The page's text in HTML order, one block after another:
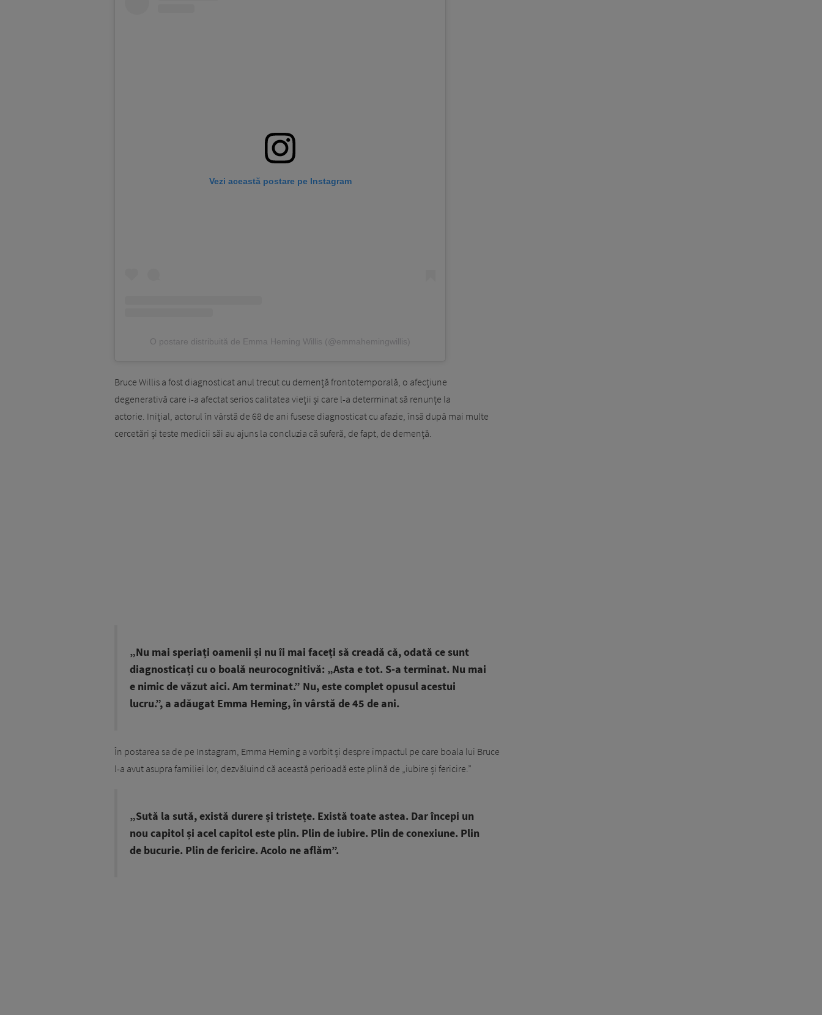
Vezi această postare pe Instagram
O postare distribuită de Emma Heming Willis (@emmahemingwillis)
Bruce Willis a fost diagnosticat anul trecut cu demență frontotemporală, o afecțiune
degenerativă care i-a afectat serios calitatea vieții și care l-a determinat să renunțe la
actorie. Inițial, actorul în vârstă de 68 de ani fusese diagnosticat cu afazie, însă după mai multe
cercetări și teste medicii săi au ajuns la concluzia că suferă, de fapt, de demență.
„Nu mai speriați oamenii și nu îi mai faceți să creadă că, odată ce sunt
diagnosticați cu o boală neurocognitivă: „Asta e tot. S-a terminat. Nu mai
e nimic de văzut aici. Am terminat.” Nu, este complet opusul acestui
lucru.”, a adăugat Emma Heming, în vârstă de 45 de ani.
În postarea sa de pe Instagram, Emma Heming a vorbit și despre impactul pe care boala lui Bruce
l-a avut asupra familiei lor, dezvăluind că această perioadă este plină de „iubire și fericire.”
„Sută la sută, există durere și tristețe. Există toate astea. Dar începi un
nou capitol și acel capitol este plin. Plin de iubire. Plin de conexiune. Plin
de bucurie. Plin de fericire. Acolo ne aflăm”.